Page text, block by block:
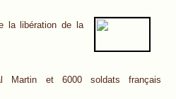
la libération de la
Martin et 6000 soldats français